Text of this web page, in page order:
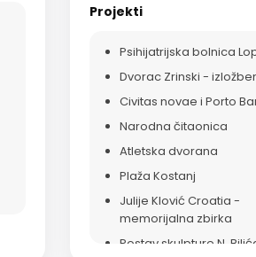
Projekti
Psihijatrijska bolnica
Dvorac Zrinski -
Civitas novae i Porto
Narodna čitaonica
Atletska dvorana
Plaža Kostanj
Julije Klović Croatia -
memorijalna zbirka
Postav skulpture N.